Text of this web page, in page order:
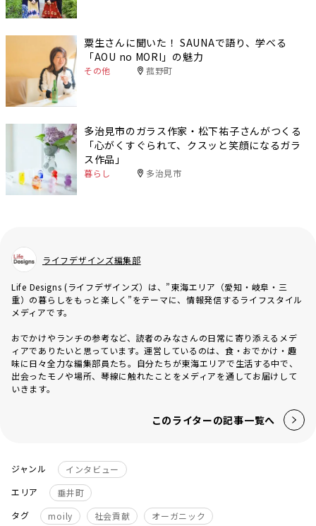
粟生さんに聞いた！ SAUNAで語り、学べる
「AOU no MORI」の魅力
その他 菰野町
多治見市のガラス作家・松下祐子さんがつくる
「心がくすぐられて、クスッと笑顔になるガラ
ス作品」
暮らし 多治見市
ライフデザインズ編集部
Life Designs (ライフデザインズ）は、”東海エリア（愛知・岐阜・三
重）の暮らしをもっと楽しく”をテーマに、情報発信するライフスタイル
メディアです。
おでかけやランチの参考など、読者のみなさんの日常に寄り添えるメデ
ィアでありたいと思っています。運営しているのは、食・おでかけ・趣
味に日々全力な編集部員たち。自分たちが東海エリアで生活する中で、
出会ったモノや場所、琴線に触れたことをメディアを通してお届けして
いきます。
このライターの記事一覧へ
ジャンル
インタビュー
エリア
垂井町
タグ
moily 社会貢献 オーガニック